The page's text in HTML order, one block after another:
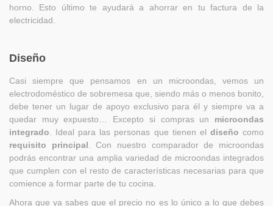
horno. Esto último te ayudará a ahorrar en tu factura de la
electricidad.
Diseño
Casi siempre que pensamos en un microondas, vemos un
electrodoméstico de sobremesa que, siendo más o menos bonito,
debe tener un lugar de apoyo exclusivo para él y siempre va a
quedar muy expuesto… Excepto si compras un microondas
integrado . Ideal para las personas que tienen el diseñocomo
requisito principal . Con nuestro comparador de microondas
podrás encontrar una amplia variedad de microondas integrados
que cumplen con el resto de características necesarias para que
comience a formar parte de tu cocina.
Ahora que ya sabes que el precio no es lo único a lo que debes